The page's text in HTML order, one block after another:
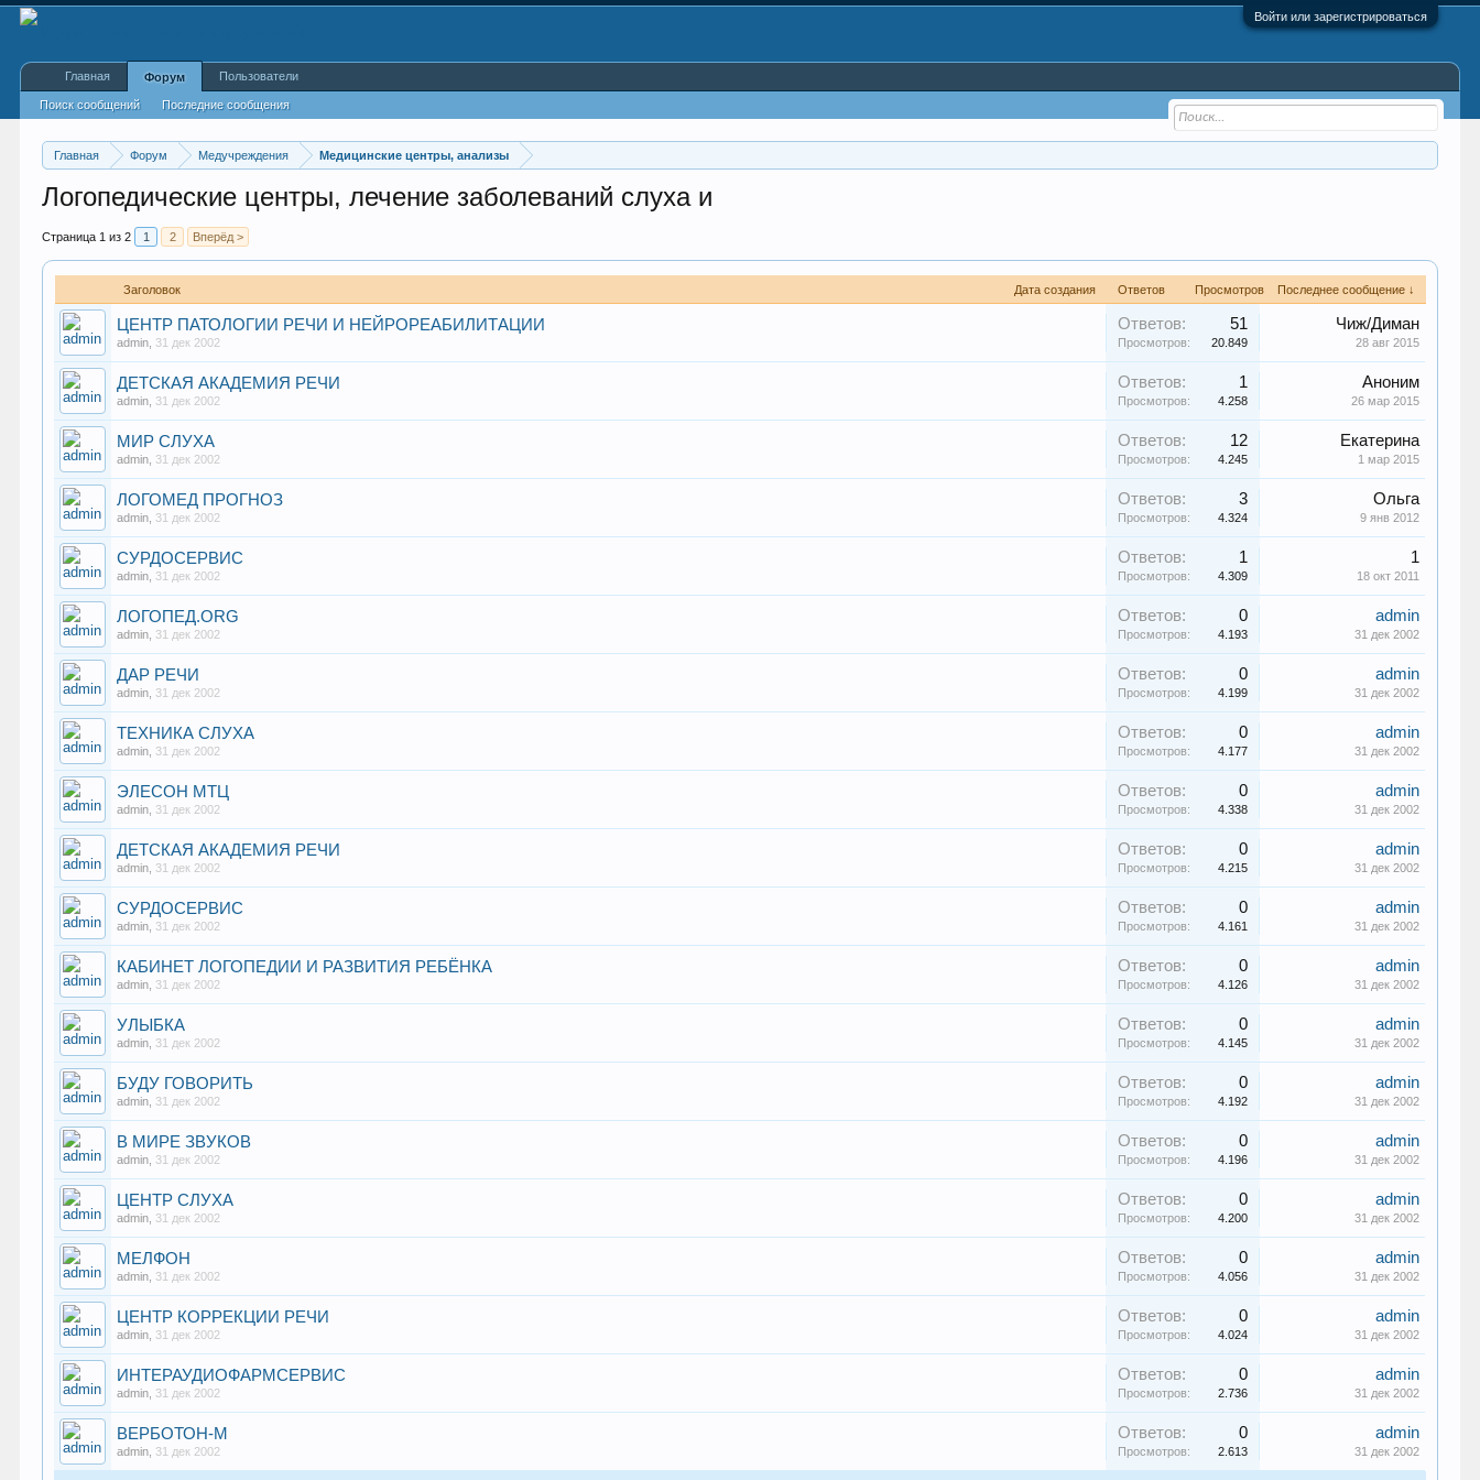
Войти или зарегистрироваться
Главная Форум Медучреждения Медицинские центры, анализы
Логопедические центры, лечение заболеваний слуха и
Страница 1 из 2 1 2 Вперёд >
Заголовок Дата создания Ответов Просмотров Последнее сообщение ↓
ЦЕНТР ПАТОЛОГИИ РЕЧИ И НЕЙРОРЕАБИЛИТАЦИИ
admin 31 дек 2002
Ответов: 51
Просмотров: 20.849
Чиж/Диман
28 авг 2015
ДЕТСКАЯ АКАДЕМИЯ РЕЧИ
admin 31 дек 2002
Ответов: 1
Просмотров: 4.258
Аноним
26 мар 2015
МИР СЛУХА
admin 31 дек 2002
Ответов: 12
Просмотров: 4.245
Екатерина
1 мар 2015
ЛОГОМЕД ПРОГНОЗ
admin 31 дек 2002
Ответов: 3
Просмотров: 4.324
Ольга
9 янв 2012
СУРДОСЕРВИС
admin 31 дек 2002
Ответов: 1
Просмотров: 4.309
1
18 окт 2011
ЛОГОПЕД.ORG
admin 31 дек 2002
Ответов: 0
Просмотров: 4.193
admin
31 дек 2002
ДАР РЕЧИ
admin 31 дек 2002
Ответов: 0
Просмотров: 4.199
admin
31 дек 2002
ТЕХНИКА СЛУХА
admin 31 дек 2002
Ответов: 0
Просмотров: 4.177
admin
31 дек 2002
ЭЛЕСОН МТЦ
admin 31 дек 2002
Ответов: 0
Просмотров: 4.338
admin
31 дек 2002
ДЕТСКАЯ АКАДЕМИЯ РЕЧИ
admin 31 дек 2002
Ответов: 0
Просмотров: 4.215
admin
31 дек 2002
СУРДОСЕРВИС
admin 31 дек 2002
Ответов: 0
Просмотров: 4.161
admin
31 дек 2002
КАБИНЕТ ЛОГОПЕДИИ И РАЗВИТИЯ РЕБЁНКА
admin 31 дек 2002
Ответов: 0
Просмотров: 4.126
admin
31 дек 2002
УЛЫБКА
admin 31 дек 2002
Ответов: 0
Просмотров: 4.145
admin
31 дек 2002
БУДУ ГОВОРИТЬ
admin 31 дек 2002
Ответов: 0
Просмотров: 4.192
admin
31 дек 2002
В МИРЕ ЗВУКОВ
admin 31 дек 2002
Ответов: 0
Просмотров: 4.196
admin
31 дек 2002
ЦЕНТР СЛУХА
admin 31 дек 2002
Ответов: 0
Просмотров: 4.200
admin
31 дек 2002
МЕЛФОН
admin 31 дек 2002
Ответов: 0
Просмотров: 4.056
admin
31 дек 2002
ЦЕНТР КОРРЕКЦИИ РЕЧИ
admin 31 дек 2002
Ответов: 0
Просмотров: 4.024
admin
31 дек 2002
ИНТЕРАУДИОФАРМСЕРВИС
admin 31 дек 2002
Ответов: 0
Просмотров: 2.736
admin
31 дек 2002
ВЕРБОТОН-М
admin 31 дек 2002
Ответов: 0
Просмотров: 2.613
admin
31 дек 2002
Главная Форум
Поиск сообщений Последние сообщения
Пользователи